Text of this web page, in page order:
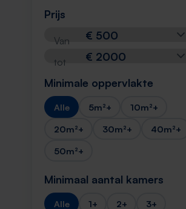
Prijs
Van
tot
Minimale oppervlakte
Alle 5m²+
10m²+
20m²+
30m²+
40m²+
50m²+
Minimaal aantal kamers
Alle 1+ 2+ 3+